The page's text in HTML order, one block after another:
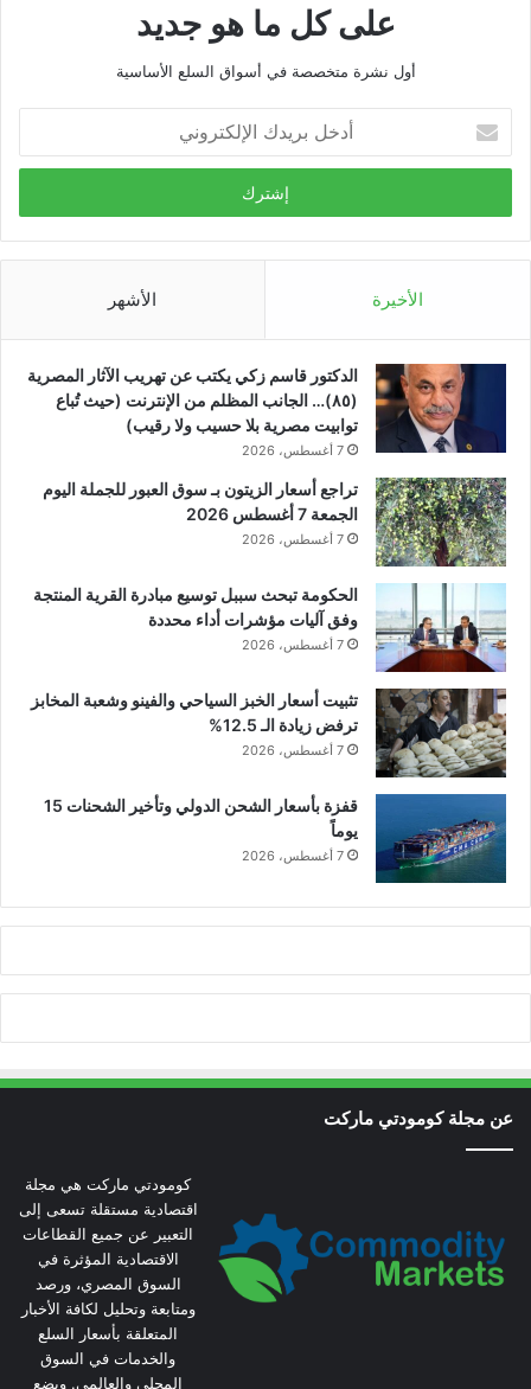
على كل ما هو جديد
أول نشرة متخصصة في أسواق السلع الأساسية
بريدك
الإلكتروني
الأخيرة الأشهر
الدكتور قاسم زكي يكتب عن تهريب الآثار المصرية
(٨٥)… الجانب المظلم من الإنترنت (حيث تُباع
توابيت مصرية بلا حسيب ولا رقيب)
7 أغسطس، 2026
تراجع أسعار الزيتون بـ سوق العبور للجملة اليوم
الجمعة 7 أغسطس 2026
7 أغسطس، 2026
الحكومة تبحث سببل توسيع مبادرة القرية المنتجة
وفق آليات مؤشرات أداء محددة
7 أغسطس، 2026
تثبيت أسعار الخبز السياحي والفينو وشعبة المخابز
ترفض زيادة الـ 12.5%
7 أغسطس، 2026
قفزة بأسعار الشحن الدولي وتأخير الشحنات 15
يوماً
7 أغسطس، 2026
عن مجلة كومودتي ماركت
كومودتي ماركت هي مجلة
اقتصادية مستقلة تسعى إلى
التعبير عن جميع القطاعات
الاقتصادية المؤثرة في
السوق المصري، ورصد
ومتابعة وتحليل لكافة الأخبار
المتعلقة بأسعار السلع
والخدمات في السوق
المحلي والعالمي. ويضع